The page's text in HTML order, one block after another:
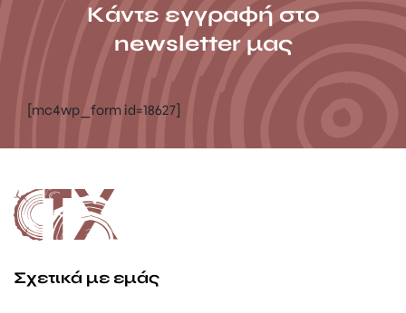
Κάντε εγγραφή στο
newsletter μας
[mc4wp_form id=18627]
Σχετικά με εμάς